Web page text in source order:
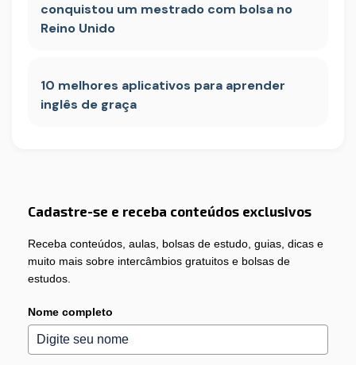
conquistou um mestrado com bolsa no
Reino Unido
10 melhores aplicativos para aprender
inglês de graça
Cadastre-se e receba conteúdos exclusivos
Receba conteúdos, aulas, bolsas de estudo, guias, dicas e
muito mais sobre intercâmbios gratuitos e bolsas de
estudos.
Nome completo